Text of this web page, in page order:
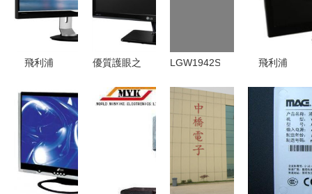
飛利浦
29英寸ips
面板led背
光寬屏液晶
顯示器液晶
顯示器產品
優質護眼之
22MP47HQ
LGW1942SP
經典設計與
實用典范
飛利浦
晶顯示器
經典與現代
的視覺交融